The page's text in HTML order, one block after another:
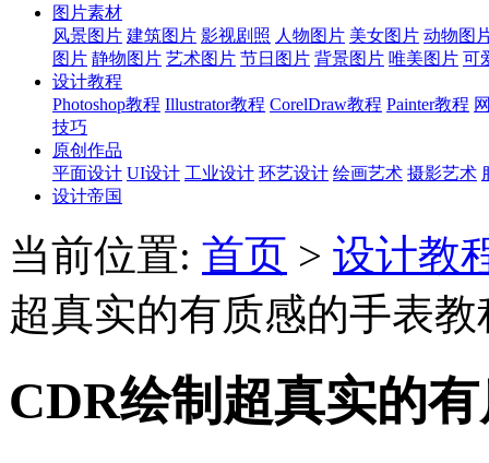
图片素材
风景图片 建筑图片 影视剧照 人物图片 美女图片 动物图
图片 静物图片 艺术图片 节日图片 背景图片 唯美图片 可
设计教程
Photoshop教程 Illustrator教程 CorelDraw教程 Painter教程
技巧
原创作品
平面设计 UI设计 工业设计 环艺设计 绘画艺术 摄影艺术
设计帝国
当前位置: 首页 > 设计教
超真实的有质感的手表教
CDR绘制超真实的